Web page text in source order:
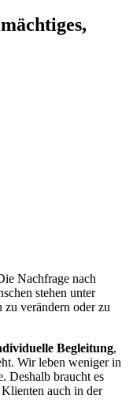
Nachfrage nach
stehen unter
verändern oder zu
Begleitung,
Wir leben weniger in
Deshalb braucht es
auch in der